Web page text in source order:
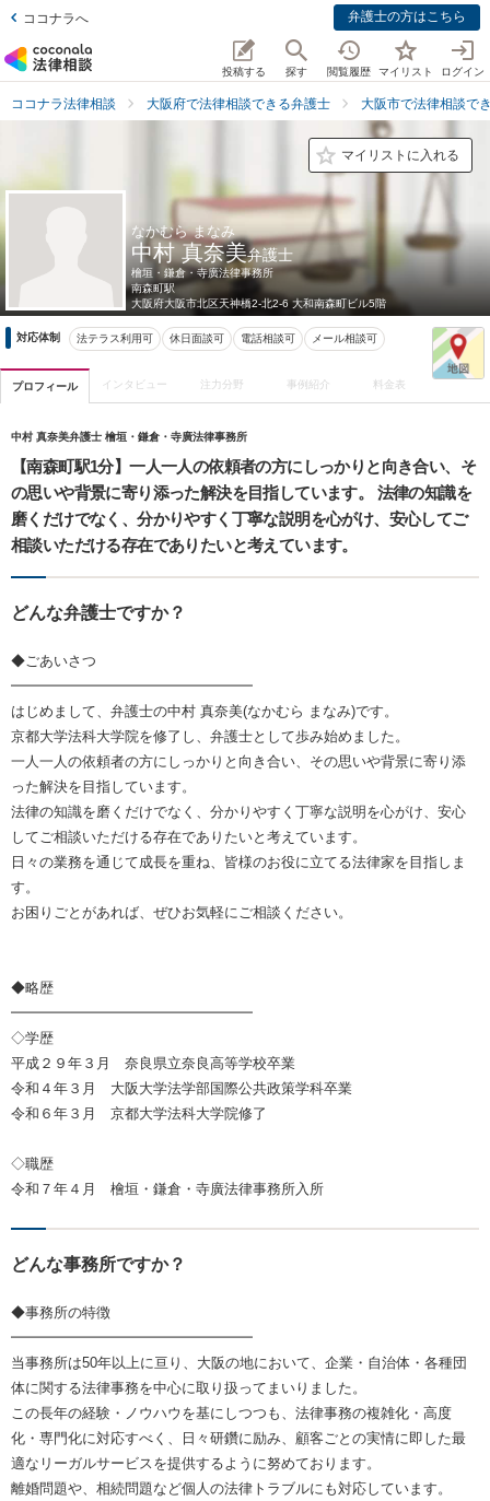
ココナラへ 弁護士の方はこちら
投稿する 探す 閲覧履歴 マイリスト ログイン
ココナラ法律相談 大阪府で法律相談できる弁護士 大阪市で法律相談で
マイリストに入れる
なかむら まなみ
中村 真奈美弁護士
檜垣・鎌倉・寺廣法律事務所
南森町駅
大阪府大阪市北区天神橋2-北2-6 大和南森町ビル5階
対応体制 法テラス利用可 休日面談可 電話相談可 メール相談可
プロフィール インタビュー 注力分野 事例紹介 料金表
中村 真奈美弁護士 檜垣・鎌倉・寺廣法律事務所
【南森町駅1分】一人一人の依頼者の方にしっかりと向き合い、そ
の思いや背景に寄り添った解決を目指しています。 法律の知識を
磨くだけでなく、分かりやすく丁寧な説明を心がけ、安心してご
相談いただける存在でありたいと考えています。
どんな弁護士ですか？
◆ごあいさつ
━━━━━━━━━━━━━━━━━
はじめまして、弁護士の中村 真奈美(なかむら まなみ)です。
京都大学法科大学院を修了し、弁護士として歩み始めました。
一人一人の依頼者の方にしっかりと向き合い、その思いや背景に寄り添
った解決を目指しています。
法律の知識を磨くだけでなく、分かりやすく丁寧な説明を心がけ、安心
してご相談いただける存在でありたいと考えています。
日々の業務を通じて成長を重ね、皆様のお役に立てる法律家を目指しま
す。
お困りごとがあれば、ぜひお気軽にご相談ください。
◆略歴
━━━━━━━━━━━━━━━━━
◇学歴
平成２９年３月 奈良県立奈良高等学校卒業
令和４年３月 大阪大学法学部国際公共政策学科卒業
令和６年３月 京都大学法科大学院修了
◇職歴
令和７年４月 檜垣・鎌倉・寺廣法律事務所入所
どんな事務所ですか？
◆事務所の特徴
━━━━━━━━━━━━━━━━━
当事務所は50年以上に亘り、大阪の地において、企業・自治体・各種団
体に関する法律事務を中心に取り扱ってまいりました。
この長年の経験・ノウハウを基にしつつも、法律事務の複雑化・高度
化・専門化に対応すべく、日々研鑽に励み、顧客ごとの実情に即した最
適なリーガルサービスを提供するように努めております。
離婚問題や、相続問題など個人の法律トラブルにも対応しています。